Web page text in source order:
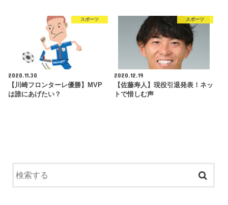
スポーツ
2020.11.30
【川崎フロンターレ優勝】MVP
は誰にあげたい？
スポーツ
2020.12.19
【佐藤寿人】現役引退発表！ネッ
トで惜しむ声